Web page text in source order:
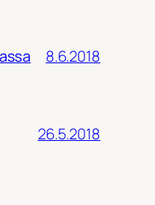
8.6.2018
26.5.2018